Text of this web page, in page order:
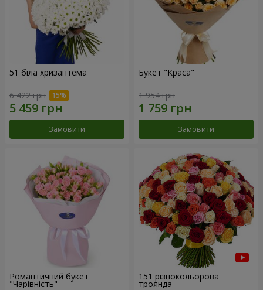
51 біла хризантема
6 422 грн
Замовити
Букет "Краса"
1 954 грн
Замовити
Романтичний букет
"Чарівність"
151 різнокольорова
троянда